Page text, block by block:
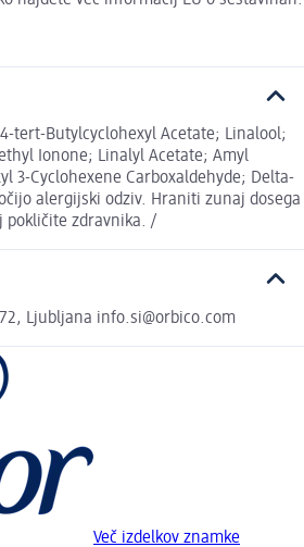
tert-Butylcyclohexyl Acetate; Linalool;
Ionone; Linalyl Acetate; Amyl
3-Cyclohexene Carboxaldehyde; Delta-
alergijski odziv. Hraniti zunaj dosega
pokličite zdravnika. /
Ljubljana info.si@orbico.com
Več izdelkov znamke